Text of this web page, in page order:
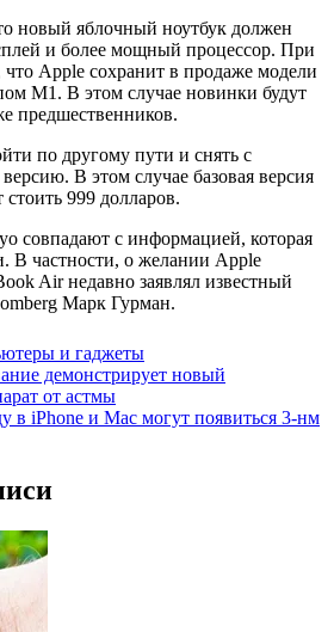
новый яблочный ноутбук должен
и более мощный процессор. При
Apple сохранит в продаже модели
M1. В этом случае новинки будут
предшественников.
по другому пути и снять с
В этом случае базовая версия
999 долларов.
совпадают с информацией, которая
В частности, о желании Apple
Air недавно заявлял известный
Марк Гурман.
и гаджеты
демонстрирует новый
от астмы
в iPhone и Mac могут появиться 3-нм